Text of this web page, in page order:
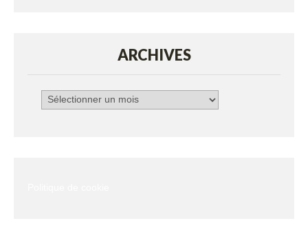
ARCHIVES
Archives